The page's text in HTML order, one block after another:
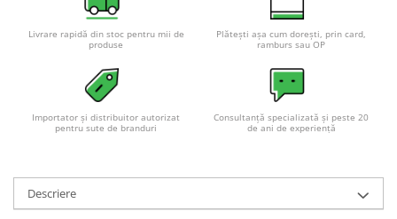
Livrare rapidă din stoc pentru mii de
produse
Plătești așa cum dorești, prin card,
ramburs sau OP
Importator și distribuitor autorizat
pentru sute de branduri
Consultanță specializată și peste 20
de ani de experiență
Descriere